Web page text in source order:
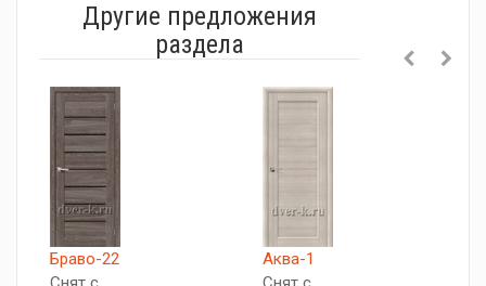
Другие предложения
раздела
Браво-22
Аква-1